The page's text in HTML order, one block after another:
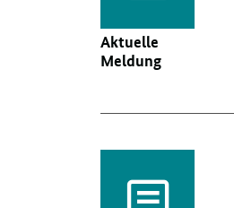
Aktuelle
Meldung